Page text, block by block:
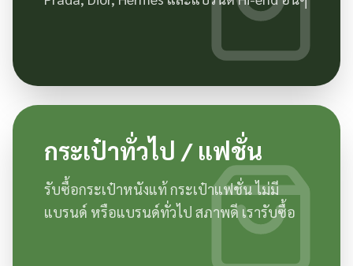
กระเป๋าทั่วไป / แฟชั่น
รับซื้อกระเป๋าหนังแท้ กระเป๋าแฟชั่น ไม่มี
แบรนด์ หรือแบรนด์ทั่วไป สภาพดี เรารับซื้อ